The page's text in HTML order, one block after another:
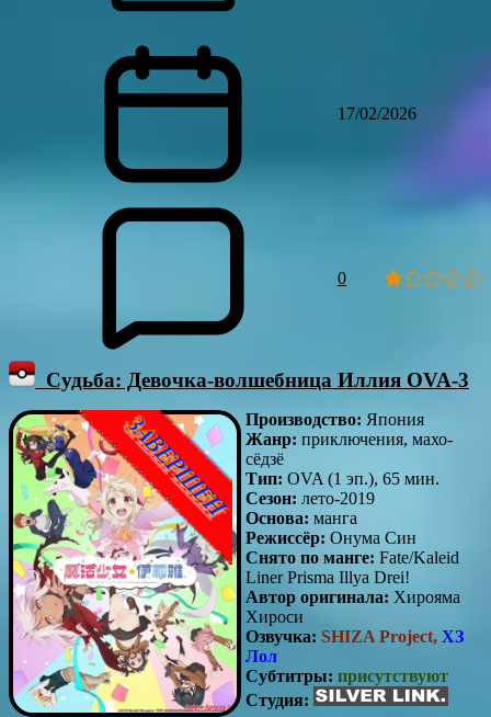
17/02/2026
0
Судьба: Девочка-волшебница Иллия OVA-3
Производство: Япония
Жанр: приключения, махо-
сёдзё
Тип: OVA (1 эп.), 65 мин.
Сезон: лето-2019
Основа: манга
Режиссёр: Онума Син
Снято по манге: Fate/Kaleid
Liner Prisma Illya Drei!
Автор оригинала: Хирояма
Хироси
Озвучка: SHIZA Project, ХЗ
Лол
Субтитры: присутствуют
Студия: